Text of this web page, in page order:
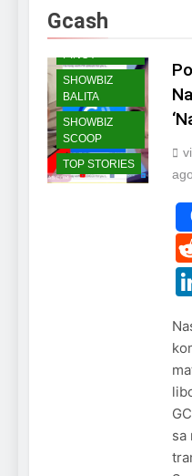
Gcash
NGAYON
BALITANG
PINOY
SHOWBIZ
BALITA
SHOWBIZ
SCOOP
TOP STORIES
ago
sa